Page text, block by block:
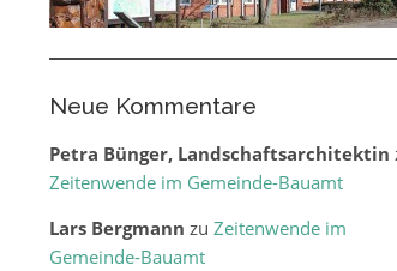
Neue Kommentare
Petra Bünger, Landschaftsarchitektin
Zeitenwende im Gemeinde-Bauamt
Lars Bergmann zu Zeitenwende im
Gemeinde-Bauamt